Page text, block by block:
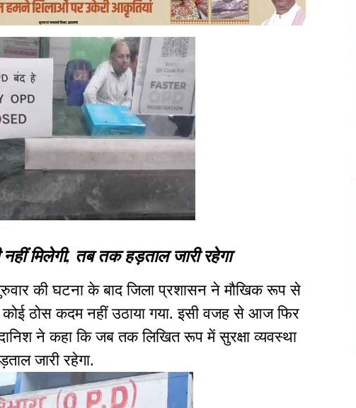
मिलेगी, तब तक हड़ताल जारी रहेगा
की घटना के बाद जिला प्रशासन ने मौखिक रूप से
ठोस कदम नहीं उठाया गया. इसी वजह से आज फिर
ने कहा कि जब तक लिखित रूप में सुरक्षा व्यवस्था
जारी रहेगा.